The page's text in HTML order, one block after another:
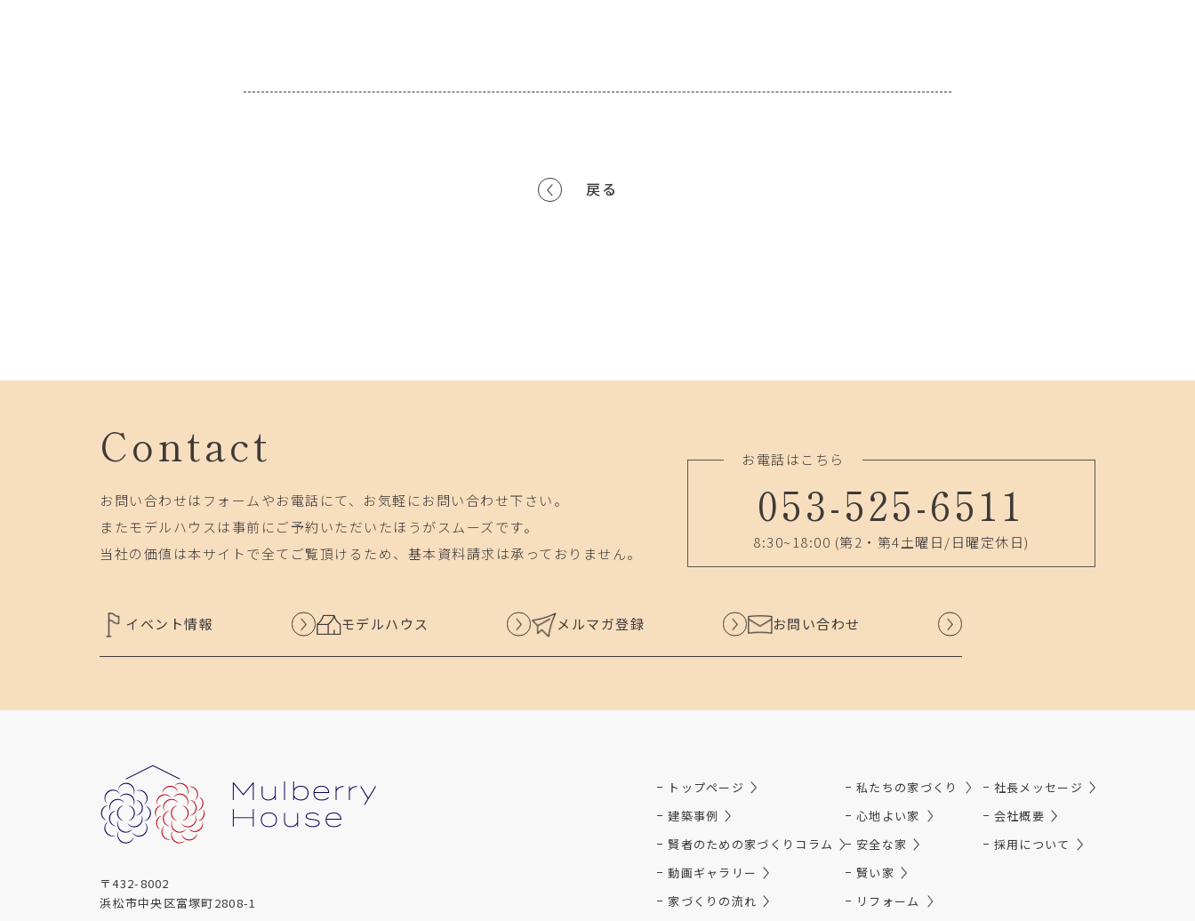
戻る
Contact
お問い合わせはフォームやお電話にて、お気軽にお問い合わせ下さい。
またモデルハウスは事前にご予約いただいたほうがスムーズです。
当社の価値は本サイトで全てご覧頂けるため、基本資料請求は承っておりません。
お電話はこちら
053-525-6511
8:30~18:00 (第2・第4土曜日/日曜定休日)
イベント情報 モデルハウス メルマガ登録 お問い合わせ
〒432-8002
浜松市中央区富塚町2808-1
トップページ
建築事例
賢者のための家づくりコラム
動画ギャラリー
家づくりの流れ
私たちの家づくり
心地よい家
安全な家
賢い家
リフォーム
社長メッセージ
会社概要
採用について